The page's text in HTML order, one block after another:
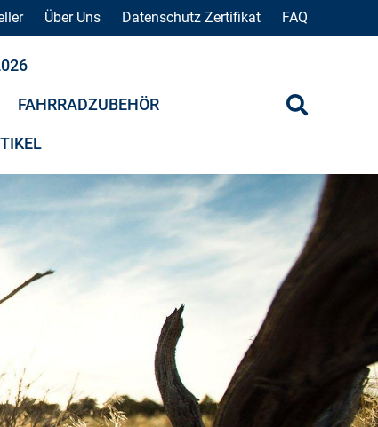
Über Uns Datenschutz Zertifikat FAQ
FAHRRADZUBEHÖR